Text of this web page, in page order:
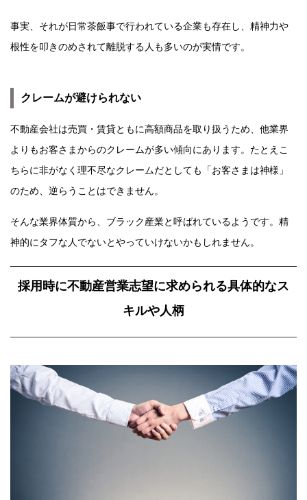
事実、それが日常茶飯事で行われている企業も存在し、精神力や
根性を叩きのめされて離脱する人も多いのが実情です。
クレームが避けられない
不動産会社は売買・賃貸ともに高額商品を取り扱うため、他業界
よりもお客さまからのクレームが多い傾向にあります。たとえこ
ちらに非がなく理不尽なクレームだとしても「お客さまは神様」
のため、逆らうことはできません。
そんな業界体質から、ブラック産業と呼ばれているようです。精
神的にタフな人でないとやっていけないかもしれません。
採用時に不動産営業志望に求められる具体的なス
キルや人柄